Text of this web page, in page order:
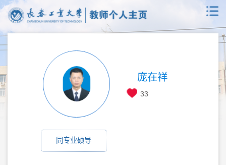
庞在祥
33
同专业硕导